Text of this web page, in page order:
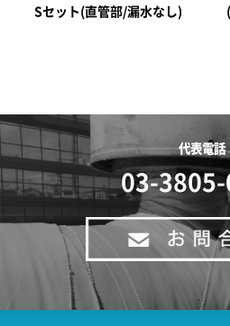
Sセット(直管部/漏水なし)
代表電話
03-